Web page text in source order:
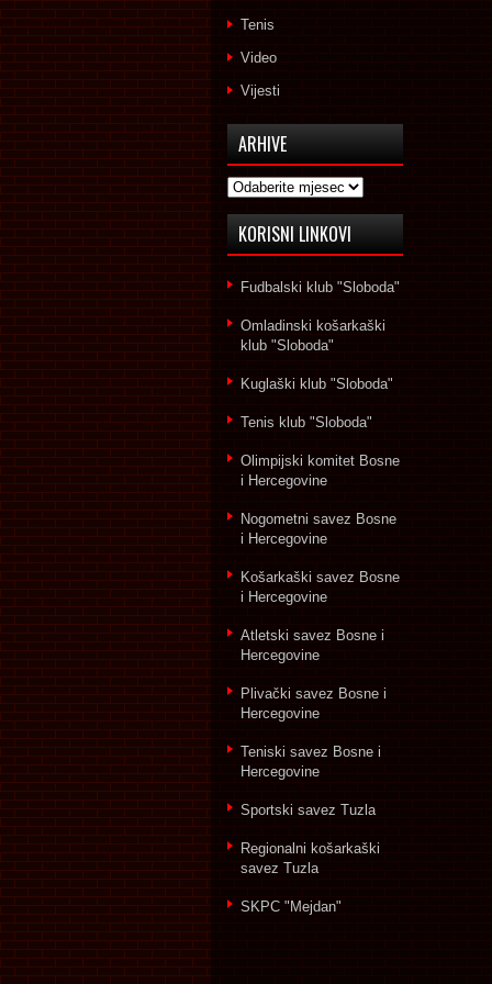
Tenis
Video
Vijesti
ARHIVE
Arhive
KORISNI LINKOVI
Fudbalski klub "Sloboda"
Omladinski košarkaški
klub "Sloboda"
Kuglaški klub "Sloboda"
Tenis klub "Sloboda"
Olimpijski komitet Bosne
i Hercegovine
Nogometni savez Bosne
i Hercegovine
Košarkaški savez Bosne
i Hercegovine
Atletski savez Bosne i
Hercegovine
Plivački savez Bosne i
Hercegovine
Teniski savez Bosne i
Hercegovine
Sportski savez Tuzla
Regionalni košarkaški
savez Tuzla
SKPC "Mejdan"